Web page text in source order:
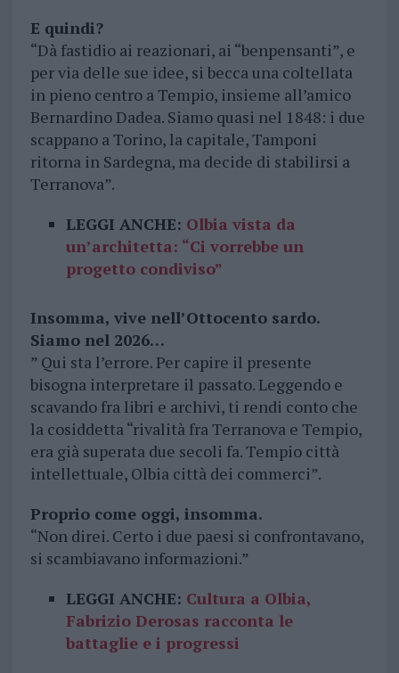
E quindi?
“Dà fastidio ai reazionari, ai “benpensanti”, e
per via delle sue idee, si becca una coltellata
in pieno centro a Tempio, insieme all’amico
Bernardino Dadea. Siamo quasi nel 1848: i due
scappano a Torino, la capitale, Tamponi
ritorna in Sardegna, ma decide di stabilirsi a
Terranova”.
LEGGI ANCHE: Olbia vista da
un’architetta: “Ci vorrebbe un
progetto condiviso”
Insomma, vive nell’Ottocento sardo.
Siamo nel 2026…
” Qui sta l’errore. Per capire il presente
bisogna interpretare il passato. Leggendo e
scavando fra libri e archivi, ti rendi conto che
la cosiddetta “rivalità fra Terranova e Tempio,
era già superata due secoli fa. Tempio città
intellettuale, Olbia città dei commerci”.
Proprio come oggi, insomma.
“Non direi. Certo i due paesi si confrontavano,
si scambiavano informazioni.”
LEGGI ANCHE: Cultura a Olbia,
Fabrizio Derosas racconta le
battaglie e i progressi